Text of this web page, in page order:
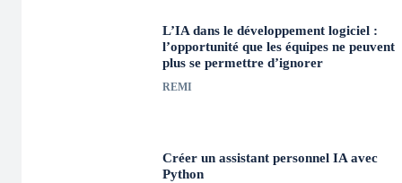
L’IA dans le développement logiciel :
l’opportunité que les équipes ne peuvent
plus se permettre d’ignorer
REMI
Créer un assistant personnel IA avec
Python